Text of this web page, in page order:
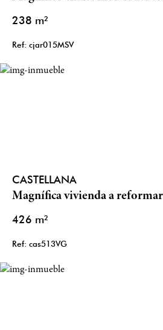
238 m²
Ref: cjar015MSV
CASTELLANA
Magnífica vivienda a reformar
426 m²
Ref: cas513VG